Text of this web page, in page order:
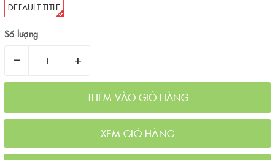
DEFAULT TITLE
Số lượng
– +
THÊM VÀO GIỎ HÀNG
XEM GIỎ HÀNG